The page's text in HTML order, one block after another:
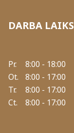
DARBA LAIKS
Pr.
8:00 - 18:00
Ot.
8:00 - 17:00
Tr.
8:00 - 17:00
Ct.
8:00 - 17:00